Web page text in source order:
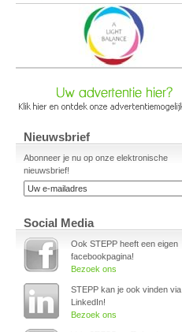
Nieuwsbrief
Abonneer je nu op onze elektronische
nieuwsbrief!
Social Media
Ook STEPP heeft een eigen
facebookpagina!
Bezoek ons
STEPP kan je ook vinden via
LinkedIn!
Bezoek ons